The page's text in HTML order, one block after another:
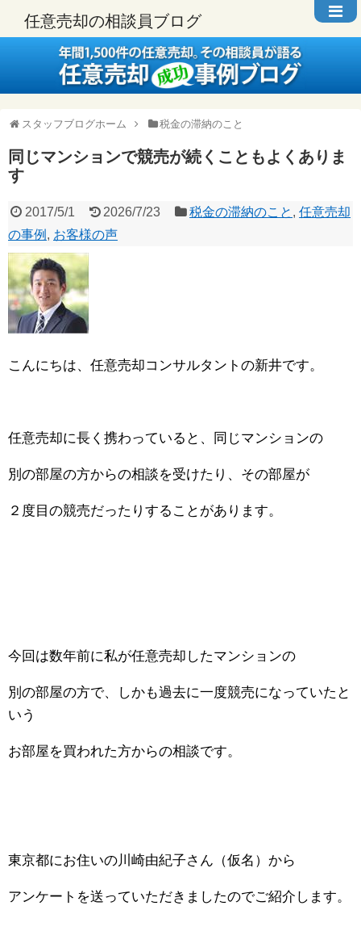
任意売却の相談員ブログ
スタッフブログホーム 税金の滞納のこと
同じマンションで競売が続くこともよくありま
す
2017/5/1 2026/7/23 税金の滞納のこと ,任意売却
の事例 , お客様の声
こんにちは、任意売却コンサルタントの新井です。
任意売却に長く携わっていると、同じマンションの
別の部屋の方からの相談を受けたり、その部屋が
２度目の競売だったりすることがあります。
今回は数年前に私が任意売却したマンションの
別の部屋の方で、しかも過去に一度競売になっていたと
いう
お部屋を買われた方からの相談です。
東京都にお住いの川崎由紀子さん（仮名）から
アンケートを送っていただきましたのでご紹介します。